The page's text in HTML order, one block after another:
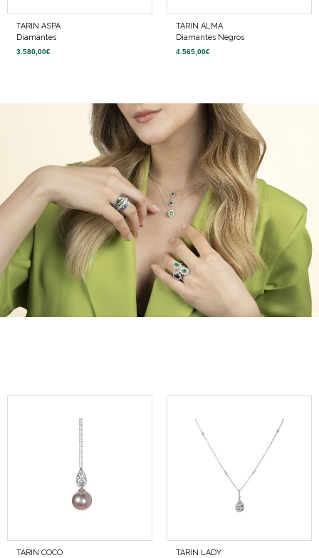
TARIN ASPA
Diamantes
3.580,00€
TARIN ALMA
Diamantes Negros
4.565,00€
TARIN COCO TARIN LADY